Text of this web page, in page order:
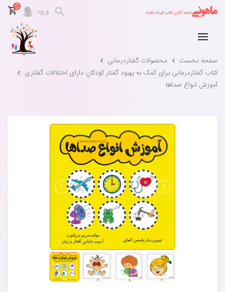
ورود 0
صفحه نخست
محصولات گفتاردرمانی
کتاب گفتاردرمانی برای کمک به بهبود گفتار کودکان دارای اختلالات گفتاری
آموزش انواع صداها